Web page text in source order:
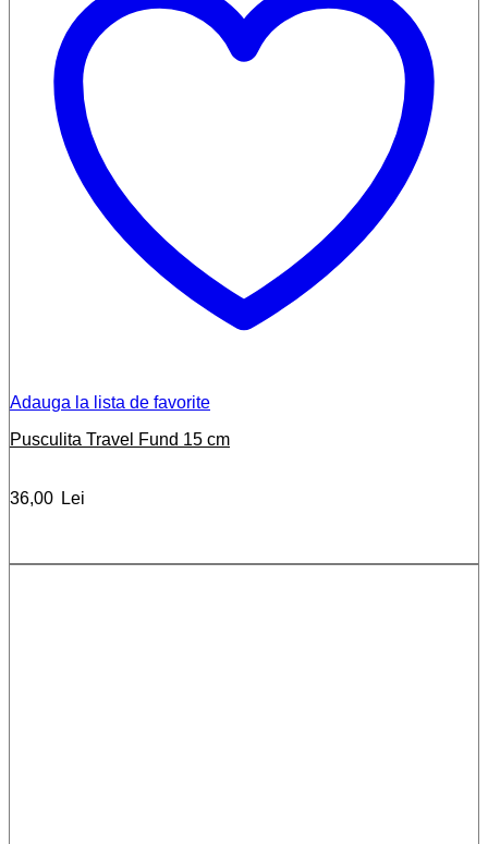
Adauga la lista de favorite
Pusculita Travel Fund 15 cm
36,00 Lei